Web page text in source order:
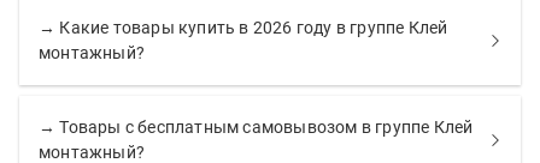
→ Какие товары купить в 2026 году в группе Клей
монтажный?
→ Товары с бесплатным самовывозом в группе Клей
монтажный?